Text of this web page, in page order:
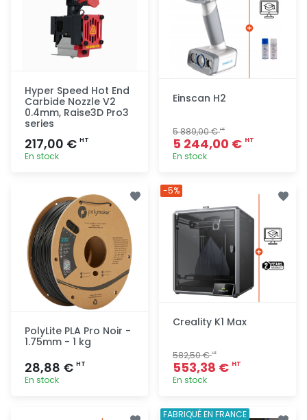
Hyper Speed Hot End
Carbide Nozzle V2
0.4mm, Raise3D Pro3
series
217,00 € HT
En stock
rapide
Einscan H2
5 889,00 €HT
5 244,00 € HT
En stock
PolyLite PLA Pro Noir -
1.75mm - 1 kg
28,88 € HT
En stock
Creality K1 Max
582,50 €HT
553,38 € HT
En stock
Ajout
-5%
FABRIQUÉ EN FRANCE